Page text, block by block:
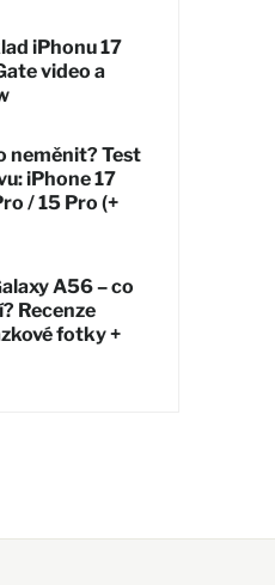
iPhonu 17
video a
neměnit? Test
iPhone 17
/ 15 Pro (+
A56 – co
Recenze
fotky +